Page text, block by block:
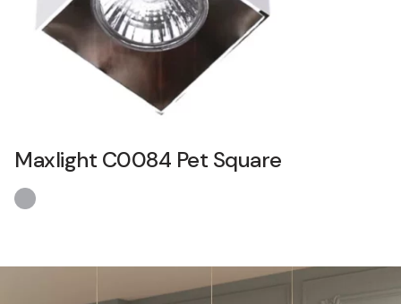
Maxlight C0084 Pet Square